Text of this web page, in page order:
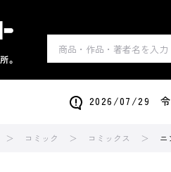
2026/07/29 令
コミック コミックス